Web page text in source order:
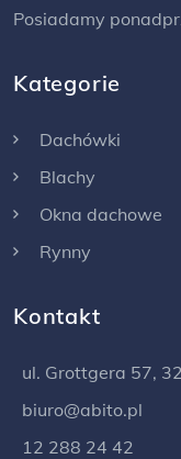
Posiadamy
Kategorie
Dachówki
Blachy
Okna dachowe
Rynny
Kontakt
ul. Grottgera 57,
biuro@abito.pl
12 288 24 42